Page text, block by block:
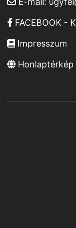
FACEBOOK -
Impresszum
Honlaptérkép